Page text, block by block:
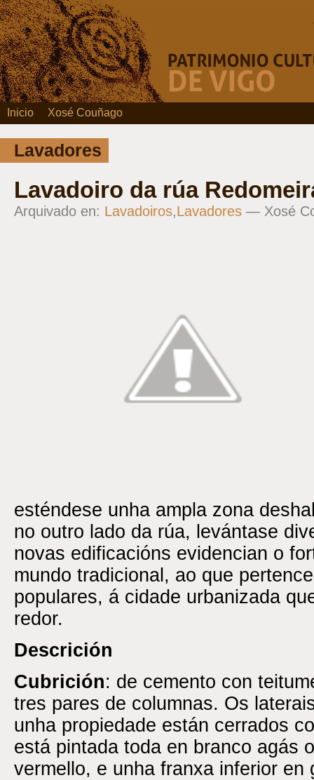
Inicio Xosé Couñago
Lavadores
Lavadoiro da rúa
Arquivado en: Lavadoiros,Lavadores — Xosé
esténdese unha ampla zona
no outro lado da rúa, levántase
novas edificacións evidencian o
mundo tradicional, ao que
populares, á cidade urbanizada
redor.
Descrición
Cubrición: de cemento con
tres pares de columnas. Os
unha propiedade están cerrados
está pintada toda en branco agás
vermello, e unha franxa inferior en